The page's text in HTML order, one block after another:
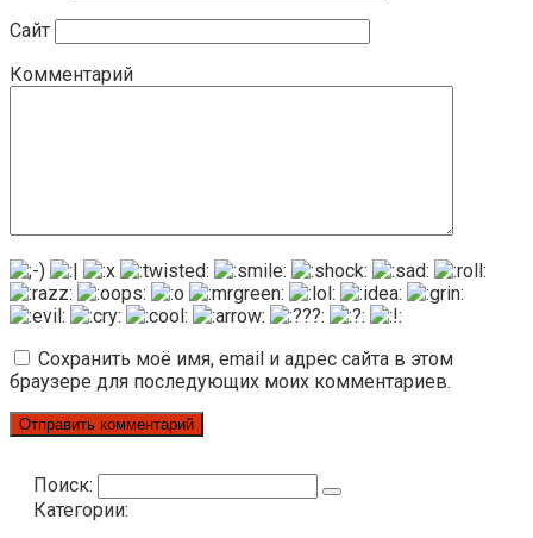
Сайт
Комментарий
Сохранить моё имя, email и адрес сайта в этом
браузере для последующих моих комментариев.
Поиск:
Категории: